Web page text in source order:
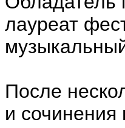
лауреат
После
и сочинения